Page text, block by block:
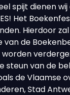
spijt dienen
Het
Hierdoor
van de
steun van de
de Vlaamse
Stad